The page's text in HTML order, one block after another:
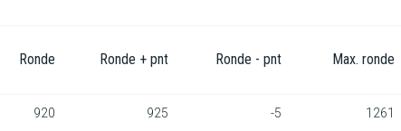
Ronde Ronde + pnt Ronde - pnt Max. ronde
920 925 -5 1261